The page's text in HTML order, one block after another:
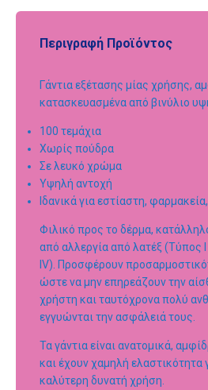
Περιγραφή Προϊόντος
Γάντια εξέτασης μίας χρήσης,
κατασκευασμένα από βινύλιο
100 τεμάχια
Χωρίς πούδρα
Σε λευκό χρώμα
Υψηλή αντοχή
Ιδανικά για εστίαστη,
Φιλικό προς το δέρμα,
από αλλεργία από λατέξ (Τύπος
IV). Προσφέρουν
ώστε να μην επηρεάζουν την
χρήστη και ταυτόχρονα πολύ
εγγυώνται την ασφάλειά τους.
Τα γάντια είναι ανατομικά,
και έχουν χαμηλή ελαστικότητα
καλύτερη δυνατή χρήση.